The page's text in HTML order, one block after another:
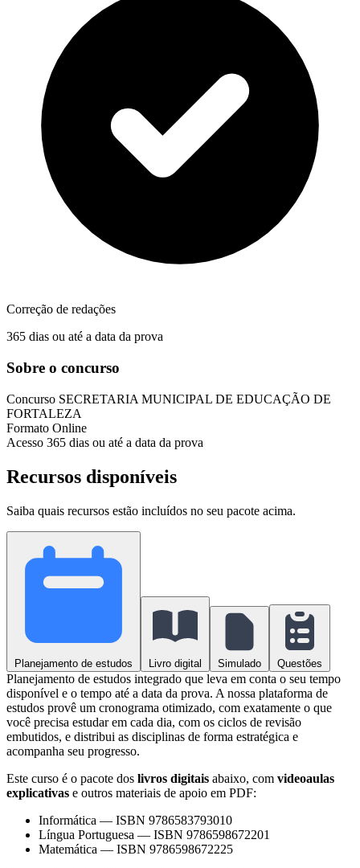
Correção de redações
365 dias ou até a data da prova
Sobre o concurso
Concurso SECRETARIA MUNICIPAL DE EDUCAÇÃO DE
FORTALEZA
Formato Online
Acesso 365 dias ou até a data da prova
Recursos disponíveis
Saiba quais recursos estão incluídos no seu pacote acima.
Planejamento de estudos Livro digital Simulado Questões
Planejamento de estudos integrado que leva em conta o seu tempo
disponível e o tempo até a data da prova. A nossa plataforma de
estudos provê um cronograma otimizado, com exatamente o que
você precisa estudar em cada dia, com os ciclos de revisão
embutidos, e distribui as disciplinas de forma estratégica e
acompanha seu progresso.
Este curso é o pacote dos livros digitais abaixo, com videoaulas
explicativas e outros materiais de apoio em PDF:
Informática — ISBN 9786583793010
Língua Portuguesa — ISBN 9786598672201
Matemática — ISBN 9786598672225